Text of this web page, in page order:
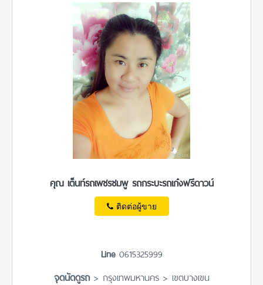
คุณ เต็นท์รถเพชรชมพู รถกระบะรถเก๋งฟรีดาวน์
ติดต่อผู้ขาย
Line0615325999
จุดนัดดูรถ> กรุงเทพมหานคร > เขตบางเขน